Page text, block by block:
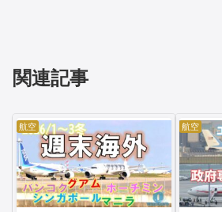
関連記事
航空 航空